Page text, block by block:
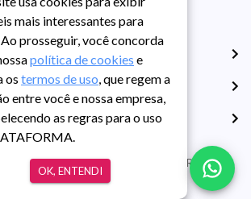
de Uso
Todos os direitos reservados. CRECI RS -
Guarida: 89.398.606/0001-30
mais interessantes para
prosseguir, você concorda
política de cookies e
os termos de uso, que regem a
entre você e nossa empresa,
as regras para o uso
OK, ENTENDI